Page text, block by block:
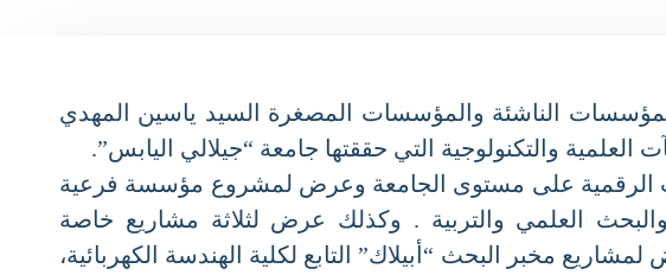
الناشئة والمؤسسات المصغرة السيد ياسين المهدي
الرقمية على مستوى الجامعة وعرض لمشروع مؤسسة فرعية
العلمي والتربية . وكذلك عرض لثلاثة مشاريع خاصة
مخبر البحث “أبيلاك” التابع لكلية الهندسة الكهربائية،